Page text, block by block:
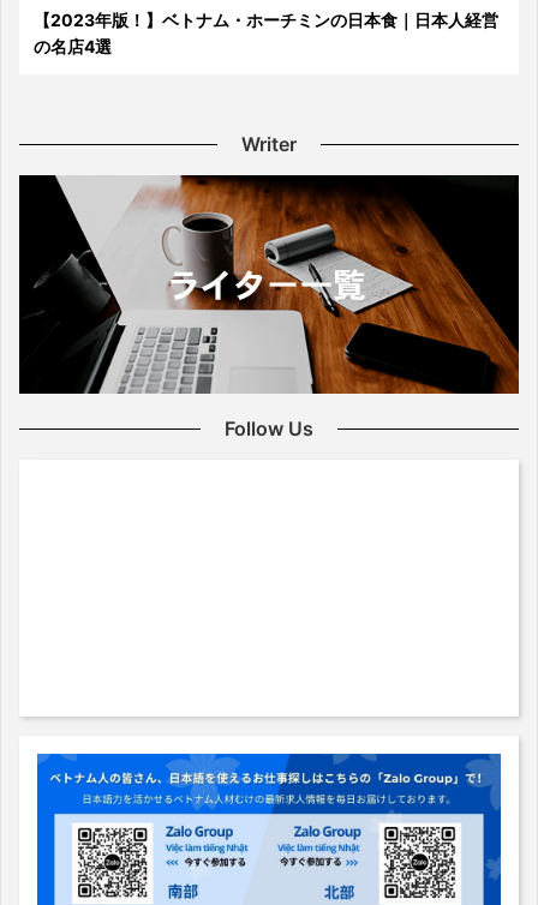
【2023年版！】ベトナム・ホーチミンの日本食｜日本人経営
の名店4選
Writer
Follow Us